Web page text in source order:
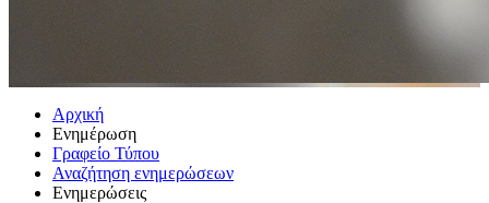
Αρχική
Ενημέρωση
Γραφείο Τύπου
Αναζήτηση ενημερώσεων
Ενημερώσεις